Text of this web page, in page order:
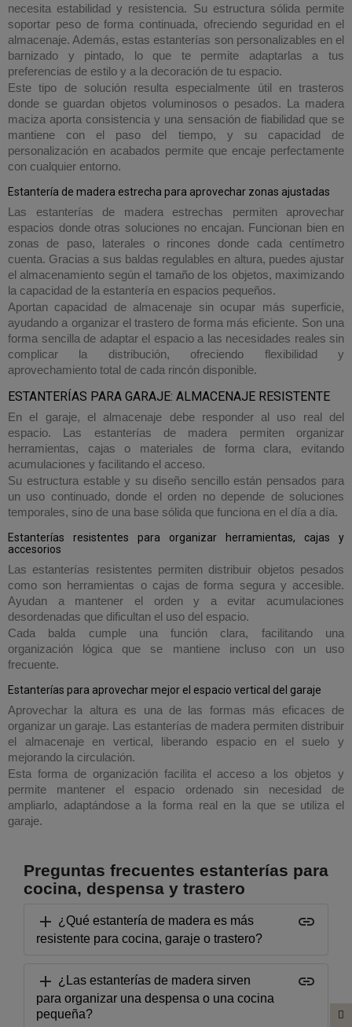
necesita estabilidad y resistencia. Su estructura sólida permite
soportar peso de forma continuada, ofreciendo seguridad en el
almacenaje. Además, estas estanterías son personalizables en el
barnizado y pintado, lo que te permite adaptarlas a tus
preferencias de estilo y a la decoración de tu espacio.
Este tipo de solución resulta especialmente útil en trasteros
donde se guardan objetos voluminosos o pesados. La madera
maciza aporta consistencia y una sensación de fiabilidad que se
mantiene con el paso del tiempo, y su capacidad de
personalización en acabados permite que encaje perfectamente
con cualquier entorno.
Estantería de madera estrecha para aprovechar zonas ajustadas
Las estanterías de madera estrechas permiten aprovechar
espacios donde otras soluciones no encajan. Funcionan bien en
zonas de paso, laterales o rincones donde cada centímetro
cuenta. Gracias a sus baldas regulables en altura, puedes ajustar
el almacenamiento según el tamaño de los objetos, maximizando
la capacidad de la estantería en espacios pequeños.
Aportan capacidad de almacenaje sin ocupar más superficie,
ayudando a organizar el trastero de forma más eficiente. Son una
forma sencilla de adaptar el espacio a las necesidades reales sin
complicar la distribución, ofreciendo flexibilidad y
aprovechamiento total de cada rincón disponible.
ESTANTERÍAS PARA GARAJE: ALMACENAJE RESISTENTE
En el garaje, el almacenaje debe responder al uso real del
espacio. Las estanterías de madera permiten organizar
herramientas, cajas o materiales de forma clara, evitando
acumulaciones y facilitando el acceso.
Su estructura estable y su diseño sencillo están pensados para
un uso continuado, donde el orden no depende de soluciones
temporales, sino de una base sólida que funciona en el día a día.
Estanterías resistentes para organizar herramientas, cajas y
accesorios
Las estanterías resistentes permiten distribuir objetos pesados
como son herramientas o cajas de forma segura y accesible.
Ayudan a mantener el orden y a evitar acumulaciones
desordenadas que dificultan el uso del espacio.
Cada balda cumple una función clara, facilitando una
organización lógica que se mantiene incluso con un uso
frecuente.
Estanterías para aprovechar mejor el espacio vertical del garaje
Aprovechar la altura es una de las formas más eficaces de
organizar un garaje. Las estanterías de madera permiten distribuir
el almacenaje en vertical, liberando espacio en el suelo y
mejorando la circulación.
Esta forma de organización facilita el acceso a los objetos y
permite mantener el espacio ordenado sin necesidad de
ampliarlo, adaptándose a la forma real en la que se utiliza el
garaje.
Preguntas frecuentes estanterías para
cocina, despensa y trastero
add ¿Qué estantería de madera es más
resistente para cocina, garaje o trastero?
insert_link
add ¿Las estanterías de madera sirven
para organizar una despensa o una cocina
pequeña?
insert_link